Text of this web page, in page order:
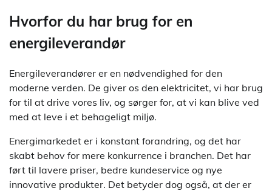
Hvorfor du har brug for en
energileverandør
Energileverandører er en nødvendighed for den
moderne verden. De giver os den elektricitet, vi har brug
for til at drive vores liv, og sørger for, at vi kan blive ved
med at leve i et behageligt miljø.
Energimarkedet er i konstant forandring, og det har
skabt behov for mere konkurrence i branchen. Det har
ført til lavere priser, bedre kundeservice og nye
innovative produkter. Det betyder dog også, at der er